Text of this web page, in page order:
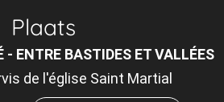
Plaats
- ENTRE BASTIDES ET VALLÉES
de l'église Saint Martial